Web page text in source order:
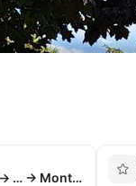
Thousand Islands → … → Montréal